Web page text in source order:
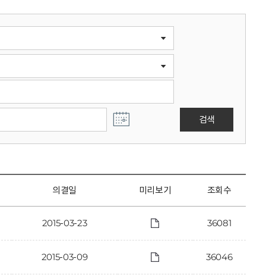
검색
의결일 미리보기 조회수
2015-03-23 36081
2015-03-09 36046